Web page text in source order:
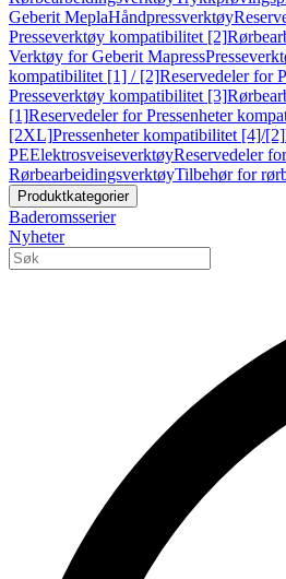
Geberit MeplaHåndpressverktøy
Presseverktøy kompatibilitet [2]
Verktøy for Geberit Mapress
kompatibilitet [1] / [2]Reservedeler for
Presseverktøy kompatibilitet [3]
[1]Reservedeler for Pressenheter
[2XL]Pressenheter kompatibilitet [4]/[2]
PEElektrosveiseverktøyReservedeler
RørbearbeidingsverktøyTilbehør for
Produktkategorier
Baderomsserier
Nyheter